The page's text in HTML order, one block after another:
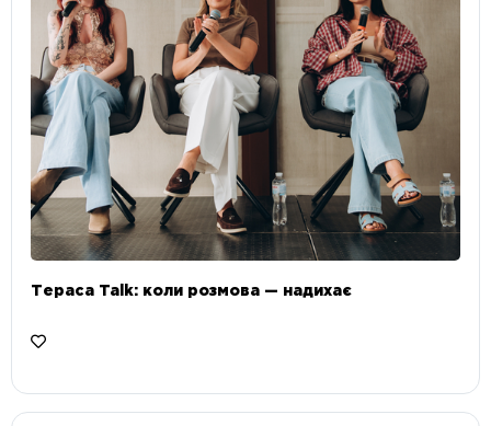
Тераса Talk: коли розмова — надихає